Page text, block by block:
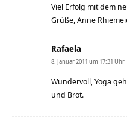
Viel Erfolg mit dem
Grüße, Anne
Rafaela
8. Januar 2011 um 17:31 Uhr
Wundervoll, Yoga
und Brot.